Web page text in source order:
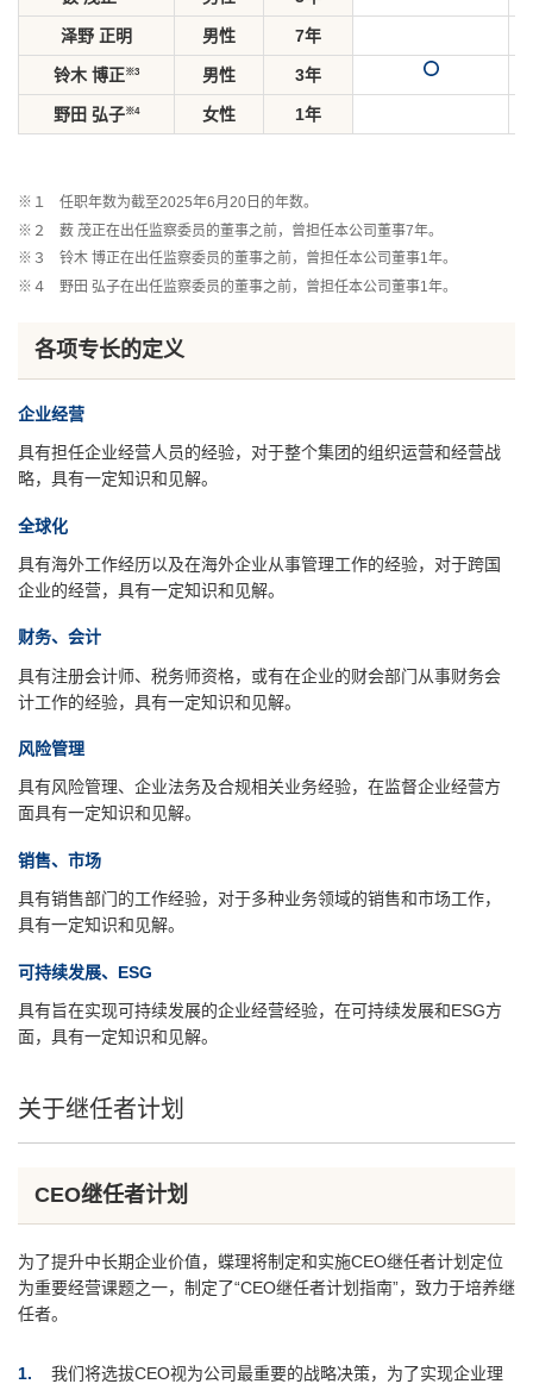
泽野 正明 男性 7年
铃木 博正※3 男性 3年
野田 弘子※4 女性 1年
※１
任职年数为截至2025年6月20日的年数。
※２
薮 茂正在出任监察委员的董事之前，曾担任本公司董事7年。
※３
铃木 博正在出任监察委员的董事之前，曾担任本公司董事1年。
※４
野田 弘子在出任监察委员的董事之前，曾担任本公司董事1年。
各项专长的定义
企业经营
具有担任企业经营人员的经验，对于整个集团的组织运营和经营战
略，具有一定知识和见解。
全球化
具有海外工作经历以及在海外企业从事管理工作的经验，对于跨国
企业的经营，具有一定知识和见解。
财务、会计
具有注册会计师、税务师资格，或有在企业的财会部门从事财务会
计工作的经验，具有一定知识和见解。
风险管理
具有风险管理、企业法务及合规相关业务经验，在监督企业经营方
面具有一定知识和见解。
销售、市场
具有销售部门的工作经验，对于多种业务领域的销售和市场工作，
具有一定知识和见解。
可持续发展、ESG
具有旨在实现可持续发展的企业经营经验，在可持续发展和ESG方
面，具有一定知识和见解。
关于继任者计划
CEO继任者计划
为了提升中长期企业价值，蝶理将制定和实施CEO继任者计划定位
为重要经营课题之一，制定了“CEO继任者计划指南”，致力于培养继
任者。
1
我们将选拔CEO视为公司最重要的战略决策，为了实现企业理